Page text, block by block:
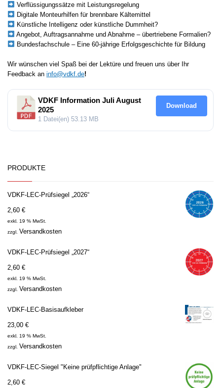
Verflüssigungssätze mit Leistungsregelung
Digitale Monteurhilfen für brennbare Kältemittel
Künstliche Intelligenz oder künstliche Dummheit?
Angebot, Auftragsannahme und Abnahme – übertriebene Formalien?
Bundesfachschule – Eine 60-jährige Erfolgsgeschichte für Bildung
Wir wünschen viel Spaß bei der Lektüre und freuen uns über Ihr
Feedback an info@vdkf.de!
VDKF Information Juli August
2025
1 Datei(en) 53.13 MB
Download
PRODUKTE
VDKF-LEC-Prüfsiegel „2026“
2,60 €
exkl. 19 % MwSt.
zzgl. Versandkosten
VDKF-LEC-Prüfsiegel „2027“
2,60 €
exkl. 19 % MwSt.
zzgl. Versandkosten
VDKF-LEC-Basisaufkleber
23,00 €
exkl. 19 % MwSt.
zzgl. Versandkosten
VDKF-LEC-Siegel "Keine prüfpflichtige Anlage"
2,60 €